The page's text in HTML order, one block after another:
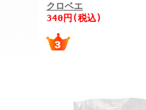
クロベエ
340円(税込)